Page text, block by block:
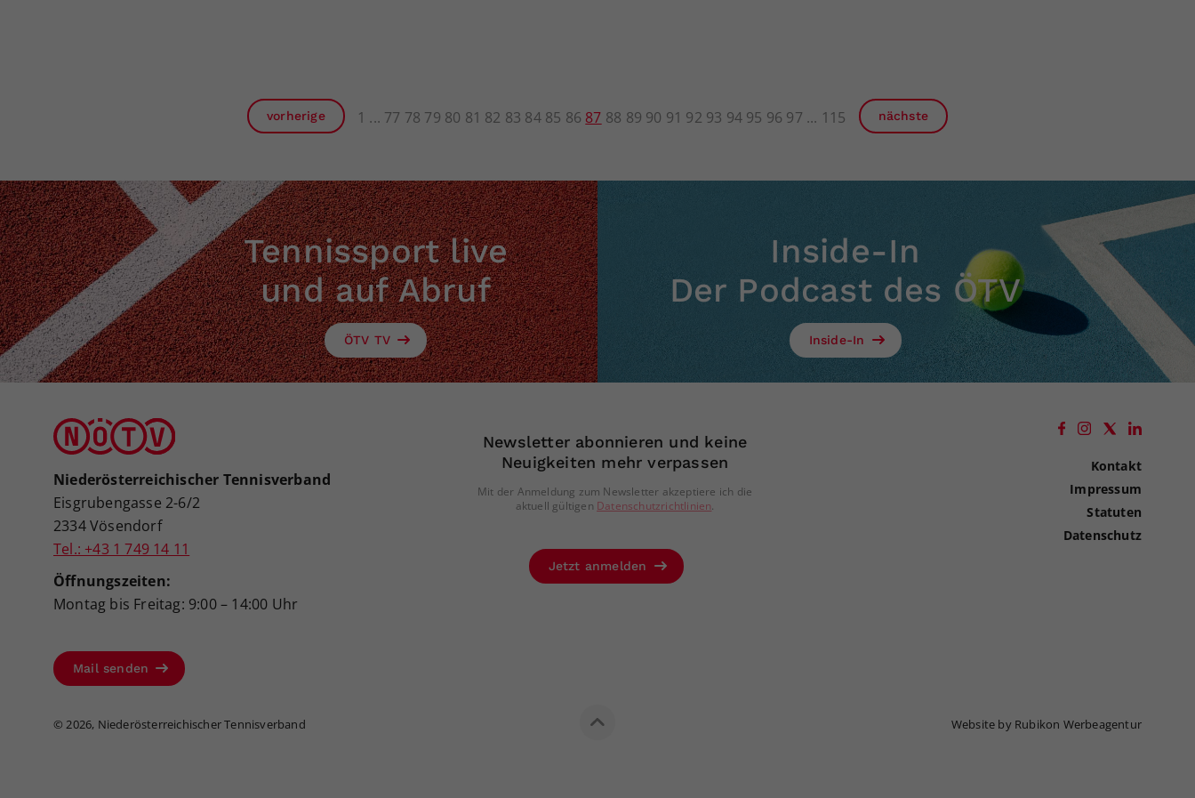
vorherige 1 77 78 79 80 81 82 83 84 85 86 87 88 89 90 91 92 93 94 95 96 97 115 nächste
Tennissport live
und auf Abruf
ÖTV TV
Inside-In
Der Podcast des ÖTV
Inside-In
Niederösterreichischer Tennisverband
Eisgrubengasse 2-6/2
2334 Vösendorf
Tel.: +43 1 749 14 11
Öffnungszeiten:
Montag bis Freitag: 9:00 – 14:00 Uhr
Mail senden
Newsletter abonnieren und keine
Neuigkeiten mehr verpassen
Mit der Anmeldung zum Newsletter akzeptiere ich die
aktuell gültigen Datenschutzrichtlinien.
Jetzt anmelden
Kontakt
Impressum
Statuten
Datenschutz
© 2026, Niederösterreichischer Tennisverband Website by Rubikon Werbeagentur